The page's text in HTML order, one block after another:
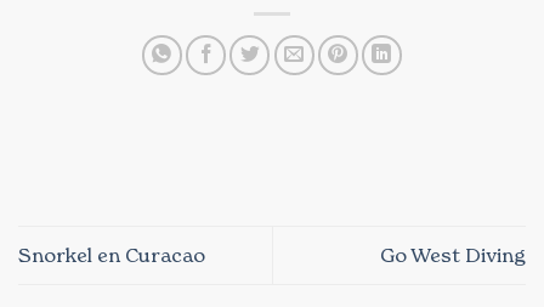
Snorkel en Curacao Go West Diving